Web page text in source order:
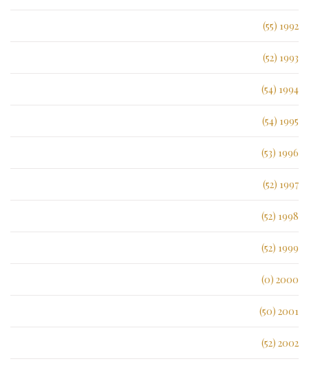
1992 (55)
1993 (52)
1994 (54)
1995 (54)
1996 (53)
1997 (52)
1998 (52)
1999 (52)
2000 (0)
2001 (50)
2002 (52)